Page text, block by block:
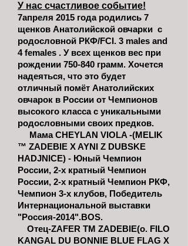
У нас счастливое событие!
7апреля 2015 года родились 7
щенков Анатолийской овчарки с
родословной РКФ/FCI. 3 males and
4 females . У всех щенков вес при
рождении 750-840 грамм. Хочется
надеяться, что это будет
отличный помёт Анатолийских
овчарок в России от Чемпионов
высокого класса с уникальными
родословными своих предков.
Мама CHEYLAN VIOLA -(MELIK
™ ZADEBIE X AYNI Z DUBSKE
HADJNICE) - Юный Чемпион
России, 2-х кратный Чемпион
России, 2-х кратный Чемпион РКФ,
Чемпион 3-х клубов, Победитель
Интернациональной выставки
"Россия-2014".BOS.
Отец-ZAFER TM ZADEBIE(о. FILO
KANGAL DU BONNIE BLUE FLAG X